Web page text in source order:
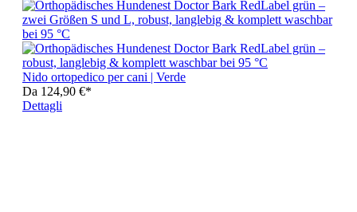
Nido ortopedico per cani | Verde
Da 124,90 €*
Dettagli